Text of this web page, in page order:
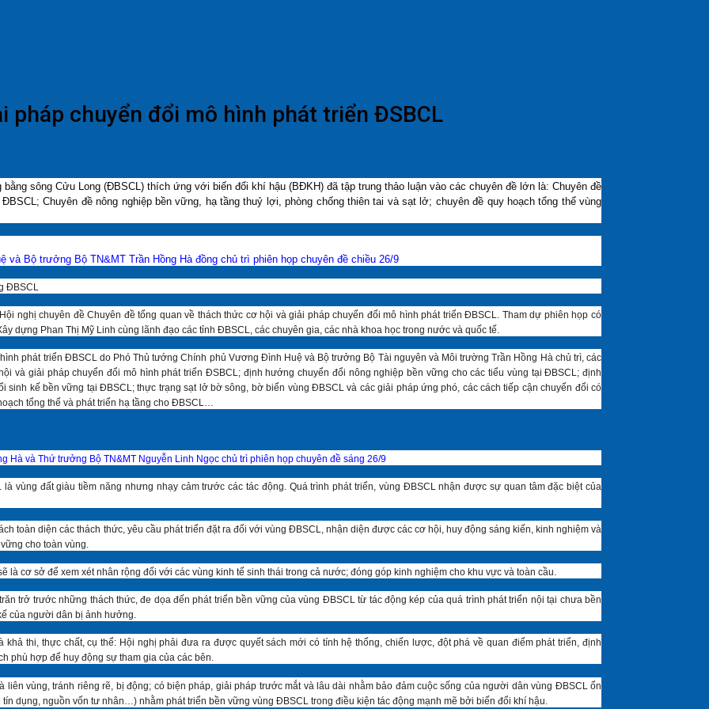
pháp chuyển đổi mô hình phát triển ĐSBCL
sông Cửu Long (ĐBSCL) thích ứng với biến đổi khí hậu (BĐKH) đã tập trung thảo luận vào các chuyên đề lớn là: Chuyên đề
Chuyên đề nông nghiệp bền vững, hạ tầng thuỷ lợi, phòng chống thiên tai và sạt lở; chuyên đề quy hoạch tổng thể vùng
và Bộ trưởng Bộ TN&MT Trần Hồng Hà đồng chủ trì phiên họp chuyên đề chiều 26/9
ĐBSCL
nghị chuyên đề Chuyên đề tổng quan về thách thức cơ hội và giải pháp chuyển đổi mô hình phát triển ĐBSCL. Tham dự phiên họp có
dựng Phan Thị Mỹ Linh cùng lãnh đạo các tỉnh ĐBSCL, các chuyên gia, các nhà khoa học trong nước và quốc tế.
phát triển ĐBSCL do Phó Thủ tướng Chính phủ Vương Đình Huệ và Bộ trưởng Bộ Tài nguyên và Môi trường Trần Hồng Hà chủ trì, các
và giải pháp chuyển đổi mô hình phát triển ĐSBCL; định hướng chuyển đổi nông nghiệp bền vững cho các tiểu vùng tại ĐBSCL; định
kế bền vững tại ĐBSCL; thực trạng sạt lở bờ sông, bờ biển vùng ĐBSCL và các giải pháp ứng phó, các cách tiếp cận chuyển đổi có
tổng thể và phát triển hạ tầng cho ĐBSCL…
Hà và Thứ trưởng Bộ TN&MT Nguyễn Linh Ngọc chủ trì phiên họp chuyên đề sáng 26/9
vùng đất giàu tiềm năng nhưng nhạy cảm trước các tác động. Quá trình phát triển, vùng ĐBSCL nhận được sự quan tâm đặc biệt của
toàn diện các thách thức, yêu cầu phát triển đặt ra đối với vùng ĐBSCL, nhận diện được các cơ hội, huy động sáng kiến, kinh nghiệm và
cho toàn vùng.
là cơ sở để xem xét nhân rộng đối với các vùng kinh tế sinh thái trong cả nước; đóng góp kinh nghiệm cho khu vực và toàn cầu.
trở trước những thách thức, đe dọa đến phát triển bền vững của vùng ĐBSCL từ tác động kép của quá trình phát triển nội tại chưa bền
của người dân bị ảnh hưởng.
thi, thực chất, cụ thể: Hội nghị phải đưa ra được quyết sách mới có tính hệ thống, chiến lược, đột phá về quan điểm phát triển, định
phù hợp để huy động sự tham gia của các bên.
vùng, tránh riêng rẽ, bị động; có biện pháp, giải pháp trước mắt và lâu dài nhằm bảo đảm cuộc sống của người dân vùng ĐBSCL ổn
dụng, nguồn vốn tư nhân…) nhằm phát triển bền vững vùng ĐBSCL trong điều kiện tác động mạnh mẽ bởi biến đổi khí hậu.